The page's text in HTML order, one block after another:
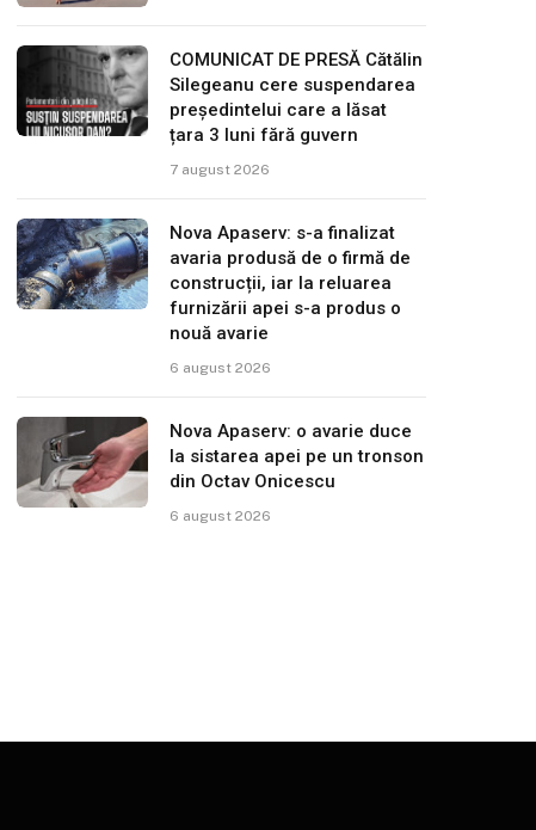
COMUNICAT DE PRESĂ Cătălin
Silegeanu cere suspendarea
președintelui care a lăsat
țara 3 luni fără guvern
7 august 2026
Nova Apaserv: s-a finalizat
avaria produsă de o firmă de
construcții, iar la reluarea
furnizării apei s-a produs o
nouă avarie
6 august 2026
Nova Apaserv: o avarie duce
la sistarea apei pe un tronson
din Octav Onicescu
6 august 2026